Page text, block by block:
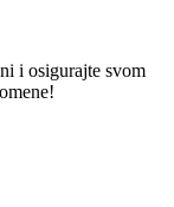
i osigurajte svom